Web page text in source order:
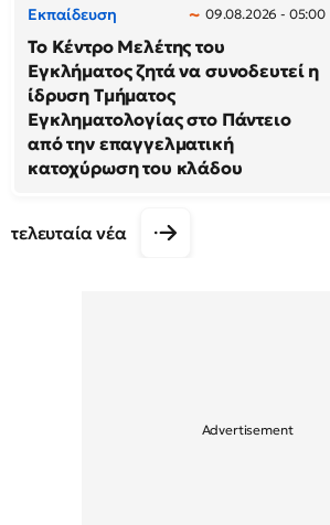
Εκπαίδευση 09.08.2026 - 05:00
Το Κέντρο Μελέτης του
Εγκλήματος ζητά να συνοδευτεί η
ίδρυση Τμήματος
Εγκληματολογίας στο Πάντειο
από την επαγγελματική
κατοχύρωση του κλάδου
τελευταία νέα